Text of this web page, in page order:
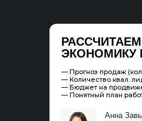
Анна
РАССЧИТАЕМ
ЭКОНОМИКУ
— Прогноз продаж
— Количество квал.
— Бюджет на
— Понятный план